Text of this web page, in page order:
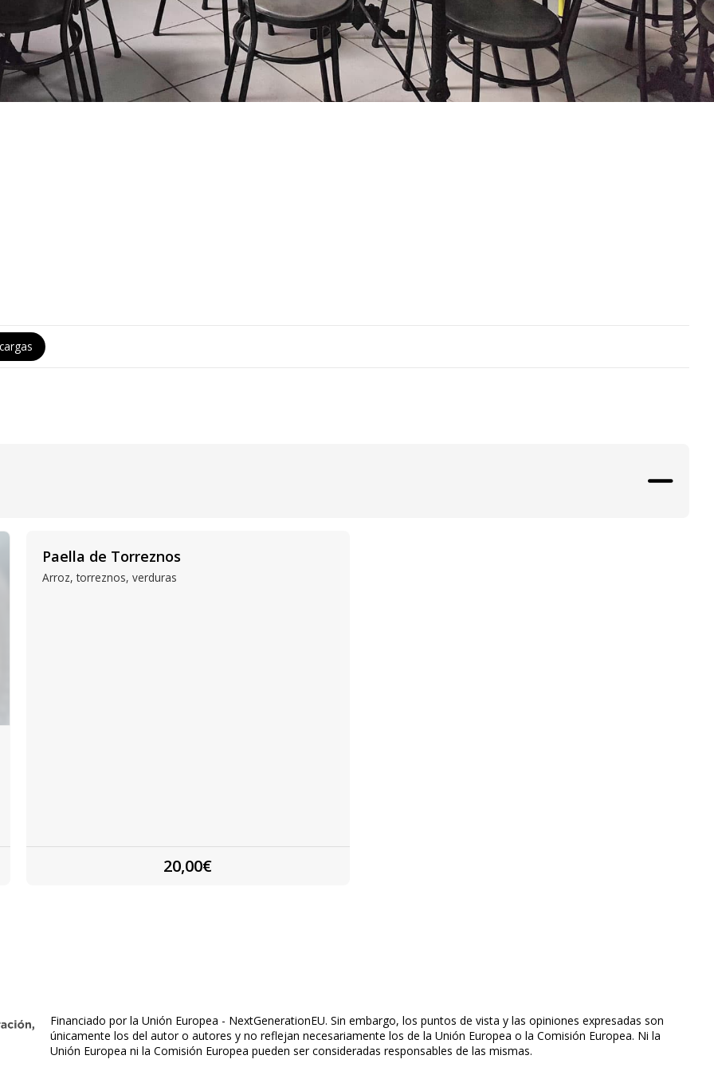
Paella de Torreznos
Arroz, torreznos, verduras
20,00€
Financiado por la Unión Europea - NextGenerationEU. Sin embargo, los puntos de vista y las opiniones expresadas son
únicamente los del autor o autores y no reflejan necesariamente los de la Unión Europea o la Comisión Europea. Ni la
Unión Europea ni la Comisión Europea pueden ser consideradas responsables de las mismas.